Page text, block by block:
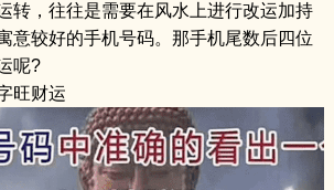
转，往往是需要在风水上进行改运加持
意较好的手机号码。那手机尾数后四位
呢?
旺财运